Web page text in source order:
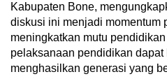
Kabupaten Bone,
diskusi ini menjadi momentum
meningkatkan mutu
pelaksanaan pendidikan
menghasilkan generasi yang